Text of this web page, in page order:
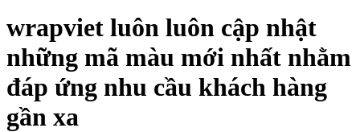
wrapviet luôn luôn cập nhật
những mã màu mới nhất nhằm
đáp ứng nhu cầu khách hàng
gần xa